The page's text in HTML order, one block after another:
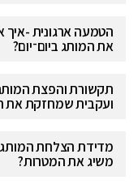
הטמעה ארגונית -
את המותג ביום־יום?
תקשורת והפצת
ועקבית שמחזקת את
מדידת הצלחת
משיג את המטרות?